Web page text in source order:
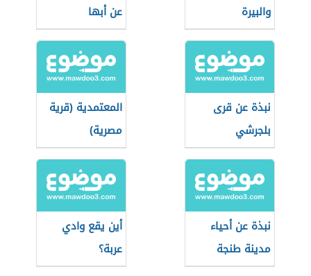
والبيرة
عن أبها
نبذة عن قرى
بلجرشي
المعتمدية (قرية
مصرية)
نبذة عن أحياء
مدينة طنجة
أين يقع وادي
عربة؟